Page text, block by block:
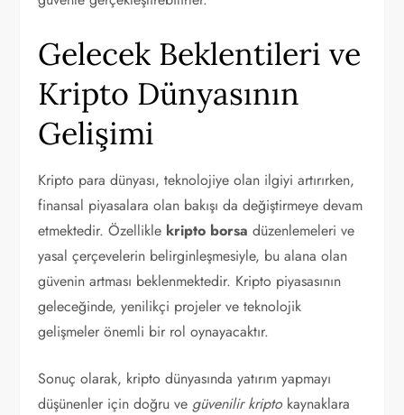
Gelecek Beklentileri ve
Kripto Dünyasının
Gelişimi
Kripto para dünyası, teknolojiye olan ilgiyi artırırken,
finansal piyasalara olan bakışı da değiştirmeye devam
etmektedir. Özellikle kripto borsa düzenlemeleri ve
yasal çerçevelerin belirginleşmesiyle, bu alana olan
güvenin artması beklenmektedir. Kripto piyasasının
geleceğinde, yenilikçi projeler ve teknolojik
gelişmeler önemli bir rol oynayacaktır.
Sonuç olarak, kripto dünyasında yatırım yapmayı
düşünenler için doğru vegüvenilir kriptokaynaklara